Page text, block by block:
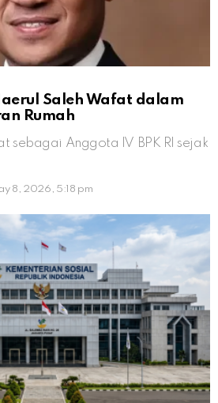
Saleh Wafat dalam
Rumah
sebagai Anggota IV BPK RI sejak
8, 2026, 5:18 pm